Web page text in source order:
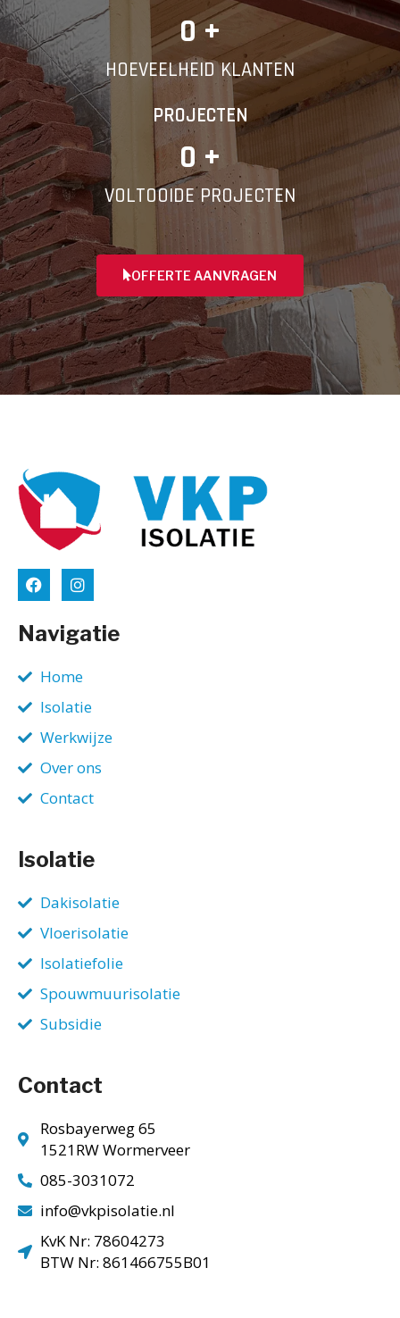
0 +
HOEVEELHEID KLANTEN
PROJECTEN
0 +
VOLTOOIDE PROJECTEN
OFFERTE AANVRAGEN
Navigatie
Home
Isolatie
Werkwijze
Over ons
Contact
Isolatie
Dakisolatie
Vloerisolatie
Isolatiefolie
Spouwmuurisolatie
Subsidie
Contact
Rosbayerweg 65
1521RW Wormerveer
085-3031072
info@vkpisolatie.nl
KvK Nr: 78604273
BTW Nr: 861466755B01